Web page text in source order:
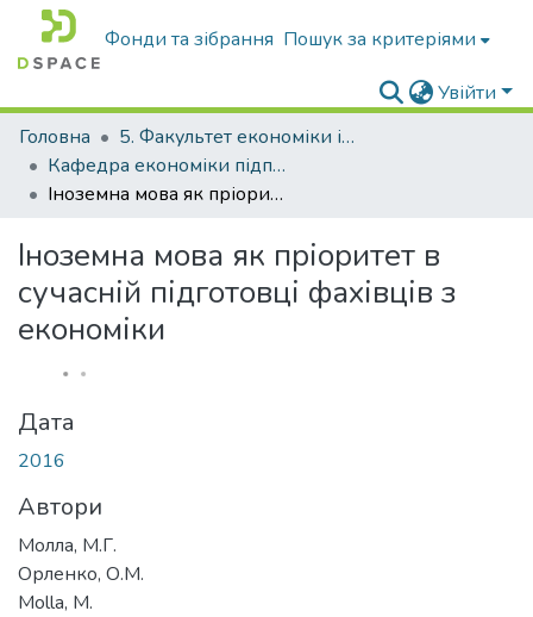
Фонди та зібрання Пошук за критеріями
Увійти
Головна
5. Факультет економіки і управління підприємництвом
Кафедра економіки підприємства та організації підприємницької діяльності
Іноземна мова як пріоритет в сучасній підготовці фахівців з економіки
Іноземна мова як пріоритет в
сучасній підготовці фахівців з
економіки
Дата
2016
Автори
Молла, М.Г.
Орленко, О.М.
Molla, M.